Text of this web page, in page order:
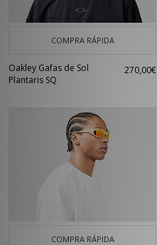
COMPRA RÁPIDA
Oakley Gafas de Sol
Plantaris SQ
270,00€
COMPRA RÁPIDA